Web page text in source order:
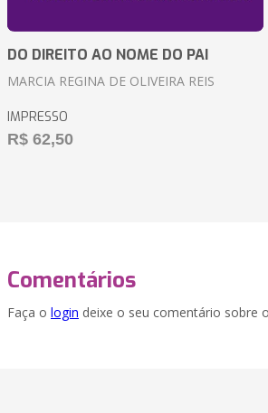
DO DIREITO AO NOME DO PAI
MARCIA REGINA DE OLIVEIRA REIS
IMPRESSO
R$ 62,50
Comentários
Faça o login deixe o seu comentário sobre